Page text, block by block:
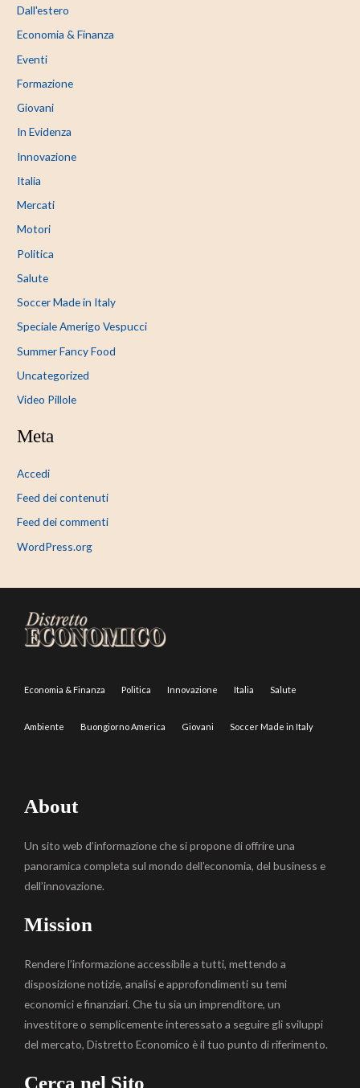
Dall'estero
Economia & Finanza
Eventi
Formazione
Giovani
In Evidenza
Innovazione
Italia
Mercati
Motori
Politica
Salute
Soccer Made in Italy
Speciale Amerigo Vespucci
Summer Fancy Food
Uncategorized
Video Pillole
Meta
Accedi
Feed dei contenuti
Feed dei commenti
WordPress.org
Economia & Finanza Politica Innovazione Italia Salute
Ambiente Buongiorno America Giovani Soccer Made in Italy
About
Un sito web d’informazione che si propone di offrire una
panoramica completa sul mondo dell’economia, del business e
dell’innovazione.
Mission
Rendere l’informazione accessibile a tutti, mettendo a
disposizione notizie, analisi e approfondimenti su temi
economici e finanziari. Che tu sia un imprenditore, un
investitore o semplicemente interessato a seguire gli sviluppi
del mercato, Distretto Economico è il tuo punto di riferimento.
Cerca nel Sito